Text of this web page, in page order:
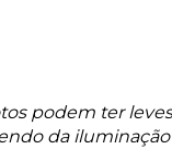
podem ter
da